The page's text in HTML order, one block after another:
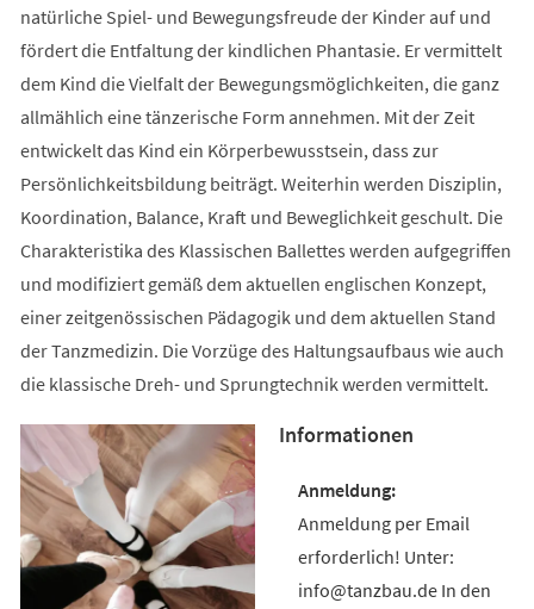
natürliche Spiel- und Bewegungsfreude der Kinder auf und
fördert die Entfaltung der kindlichen Phantasie. Er vermittelt
dem Kind die Vielfalt der Bewegungsmöglichkeiten, die ganz
allmählich eine tänzerische Form annehmen. Mit der Zeit
entwickelt das Kind ein Körperbewusstsein, dass zur
Persönlichkeitsbildung beiträgt. Weiterhin werden Disziplin,
Koordination, Balance, Kraft und Beweglichkeit geschult. Die
Charakteristika des Klassischen Ballettes werden aufgegriffen
und modifiziert gemäß dem aktuellen englischen Konzept,
einer zeitgenössischen Pädagogik und dem aktuellen Stand
der Tanzmedizin. Die Vorzüge des Haltungsaufbaus wie auch
die klassische Dreh- und Sprungtechnik werden vermittelt.
Informationen
Anmeldung per Email
erforderlich! Unter:
info@tanzbau.de In den